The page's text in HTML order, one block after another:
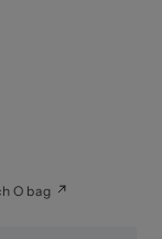
O bag